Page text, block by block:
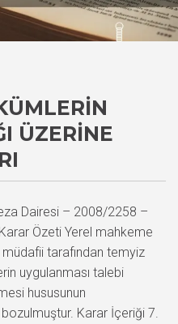
ÜZERINE
Dairesi – 2008/2258 –
Karar Özeti Yerel mahkeme
müdafii tarafından temyiz
uygulanması talebi
hususunun
Karar İçeriği 7.